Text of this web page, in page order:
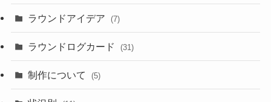
ラウンドアイデア (7)
ラウンドログカード (31)
制作について (5)